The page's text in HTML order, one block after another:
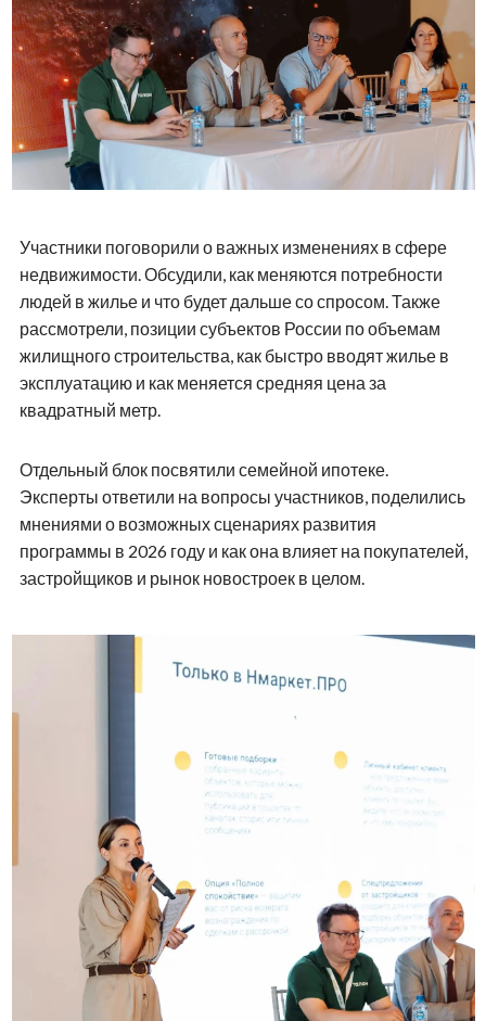
- ГК «Новый мир»;
- ГК «КПД-Газстрой»;
- ГК «Расцветай»;
- ГК «Гелеон»;
- ГК «Первый Строительный»;
- ГК «Союз»;
- Группа «Мета»;
- ГК «Поляков».
Посетители смогли за один день познакомиться с
проектами разных классов и ценовых категорий, узнать
об актуальных акциях и специальных предложениях,
задать вопросы представителям девелоперов и